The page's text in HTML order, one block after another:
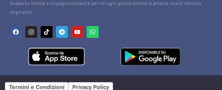
Supporto, tutela e impegno costante per chi ogni giorno dedica la propria vita al servizio
degli altri.
Termini e Condizioni Privacy Policy